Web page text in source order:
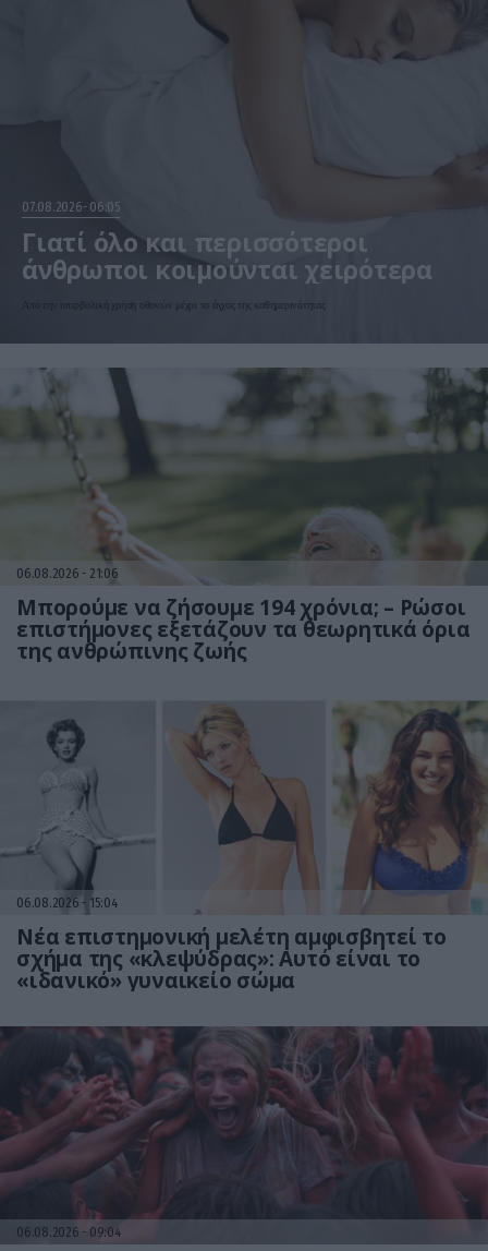
07.08.2026 06:05
Γιατί όλο και περισσότεροι
άνθρωποι κοιμούνται χειρότερα
Από την υπερβολική χρήση οθονών μέχρι το άγχος της καθημερινότητας
06.08.2026 21:06
Μπορούμε να ζήσουμε 194 χρόνια; – Ρώσοι
επιστήμονες εξετάζουν τα θεωρητικά όρια
της ανθρώπινης ζωής
06.08.2026 15:04
Νέα επιστημονική μελέτη αμφισβητεί το
σχήμα της «κλεψύδρας»: Αυτό είναι το
«ιδανικό» γυναικείο σώμα
06.08.2026 09:04